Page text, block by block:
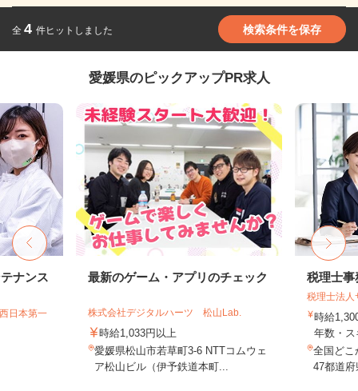
全 4 件ヒットしました 検索条件を保存
愛媛県のピックアップPR求人
ナンス
日本第一
最新のゲーム・アプリのチェック
株式会社デジタルハーツ 松山Lab.
時給1,033円以上
愛媛県松山市若草町3-6 NTTコムウェ
ア松山ビル（伊予鉄道本町...
税理士事
税理士法人
時給
年数・
全国どこ
47都道